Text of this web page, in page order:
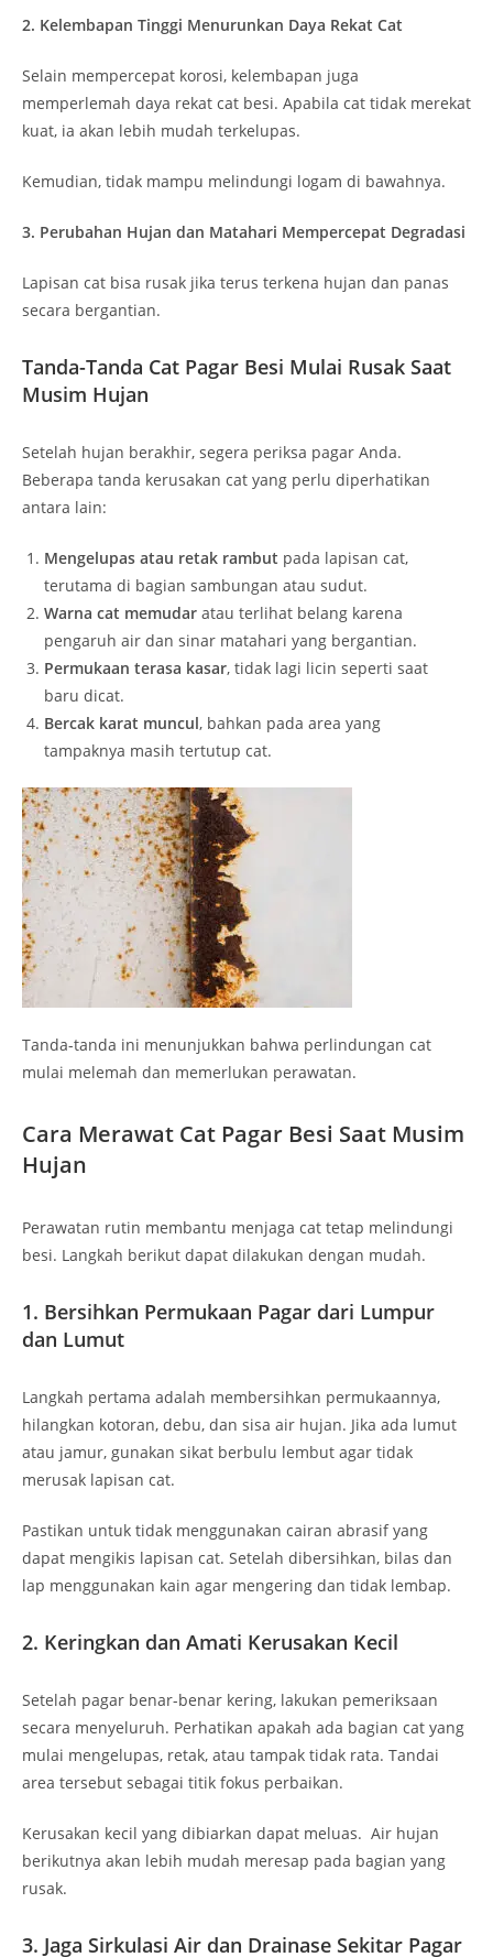
2. Kelembapan Tinggi Menurunkan Daya Rekat Cat
Selain mempercepat korosi, kelembapan juga
memperlemah daya rekat cat besi. Apabila cat tidak merekat
kuat, ia akan lebih mudah terkelupas.
Kemudian, tidak mampu melindungi logam di bawahnya.
3. Perubahan Hujan dan Matahari Mempercepat Degradasi
Lapisan cat bisa rusak jika terus terkena hujan dan panas
secara bergantian.
Tanda-Tanda Cat Pagar Besi Mulai Rusak Saat
Musim Hujan
Setelah hujan berakhir, segera periksa pagar Anda.
Beberapa tanda kerusakan cat yang perlu diperhatikan
antara lain:
Mengelupas atau retak rambut pada lapisan cat,
terutama di bagian sambungan atau sudut.
Warna cat memudar atau terlihat belang karena
pengaruh air dan sinar matahari yang bergantian.
Permukaan terasa kasar, tidak lagi licin seperti saat
baru dicat.
Bercak karat muncul, bahkan pada area yang
tampaknya masih tertutup cat.
Tanda-tanda ini menunjukkan bahwa perlindungan cat
mulai melemah dan memerlukan perawatan.
Cara Merawat Cat Pagar Besi Saat Musim
Hujan
Perawatan rutin membantu menjaga cat tetap melindungi
besi. Langkah berikut dapat dilakukan dengan mudah.
1. Bersihkan Permukaan Pagar dari Lumpur
dan Lumut
Langkah pertama adalah membersihkan permukaannya,
hilangkan kotoran, debu, dan sisa air hujan. Jika ada lumut
atau jamur, gunakan sikat berbulu lembut agar tidak
merusak lapisan cat.
Pastikan untuk tidak menggunakan cairan abrasif yang
dapat mengikis lapisan cat. Setelah dibersihkan, bilas dan
lap menggunakan kain agar mengering dan tidak lembap.
2. Keringkan dan Amati Kerusakan Kecil
Setelah pagar benar-benar kering, lakukan pemeriksaan
secara menyeluruh. Perhatikan apakah ada bagian cat yang
mulai mengelupas, retak, atau tampak tidak rata. Tandai
area tersebut sebagai titik fokus perbaikan.
Kerusakan kecil yang dibiarkan dapat meluas. Air hujan
berikutnya akan lebih mudah meresap pada bagian yang
rusak.
3. Jaga Sirkulasi Air dan Drainase Sekitar Pagar